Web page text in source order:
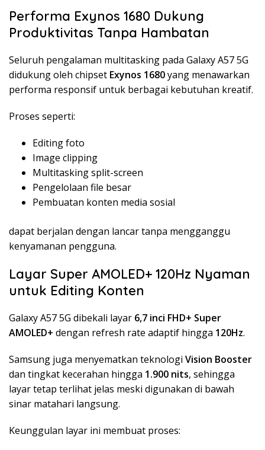
Performa Exynos 1680 Dukung
Produktivitas Tanpa Hambatan
Seluruh pengalaman multitasking pada Galaxy A57 5G
didukung oleh chipset Exynos 1680yang menawarkan
performa responsif untuk berbagai kebutuhan kreatif.
Proses seperti:
Editing foto
Image clipping
Multitasking split-screen
Pengelolaan file besar
Pembuatan konten media sosial
dapat berjalan dengan lancar tanpa mengganggu
kenyamanan pengguna.
Layar Super AMOLED+ 120Hz Nyaman
untuk Editing Konten
Galaxy A57 5G dibekali layar 6,7 inci FHD+ Super
AMOLED+ dengan refresh rate adaptif hingga 120Hz.
Samsung juga menyematkan teknologi Vision Booster
dan tingkat kecerahan hingga 1.900 nits, sehingga
layar tetap terlihat jelas meski digunakan di bawah
sinar matahari langsung.
Keunggulan layar ini membuat proses: